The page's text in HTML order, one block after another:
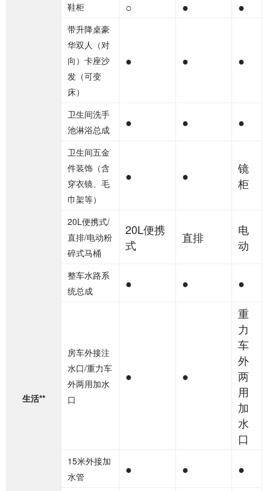
生活**
鞋柜 ○ ● ●
带升降桌豪
华双人（对
向）卡座沙
发（可变
床）
● ● ●
卫生间洗手
池淋浴总成
● ● ●
卫生间五金
件装饰（含
穿衣镜、毛
巾架等）
● ●
镜
柜
20L便携式/
直排/电动粉
碎式马桶
20L便携
式
直排
电
动
整车水路系
统总成
● ● ●
房车外接注
水口/重力车
外两用加水
口
● ●
重
力
车
外
两
用
加
水
口
15米外接加
水管
● ● ●